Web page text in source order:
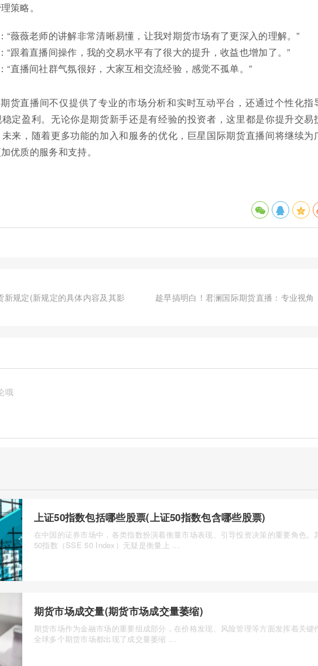
策略。
“薇薇老师的讲解非常清晰易懂，让我对期货市场有了更深入的理解。”
“跟着直播间操作，我的交易水平有了很大的提升，收益也增加了。”
“直播间社群气氛很好，大家互相交流经验，感觉不孤单。”
货直播间不仅提供了专业的市场分析和实时互动平台，还通过个性化指
定盈利。无论你是期货新手还是有经验的投资者，这里都是你提升交易
来，随着更多功能的加入和服务的优化，巨星国际期货直播间将继续为
优质的服务和支持。
新规定(新规定的具体内容及其影
趁早搞明白！君澜国际期货直播：专业视角
哦
上证50指数包括哪些股票(上证50指数包含哪些股票)
在中国的证券市场中，各类指数扮演着衡量市场表现、引导投资决策的重要角色。
50指数（SSE 50 Index）无疑是衡量上 ...
期货市场成交量(期货市场成交量萎缩)
期货市场作为金融市场的重要组成部分，在价格发现、风险管理等方面发挥着关键
全球多个期货市场都出现了成交量萎缩 ...